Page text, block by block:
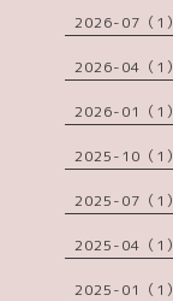
2026-07（1）
2026-04（1）
2026-01（1）
2025-10（1）
2025-07（1）
2025-04（1）
2025-01（1）